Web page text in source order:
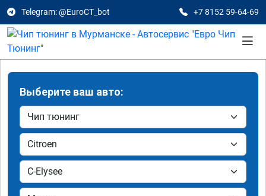
Telegram: @EuroCT_bot +7 8152 59-64-69
Выберите ваш авто: